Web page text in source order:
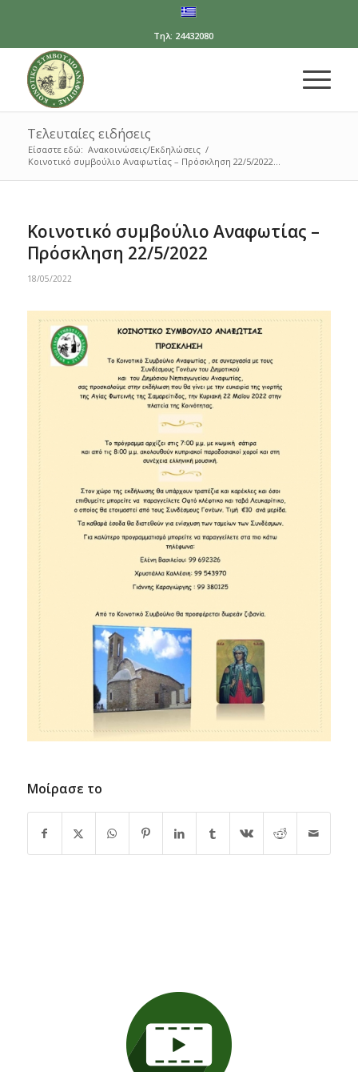
Τηλ: 24432080
Τελευταίες ειδήσεις
Είσαστε εδώ: Ανακοινώσεις/Εκδηλώσεις /
Κοινοτικό συμβούλιο Αναφωτίας – Πρόσκληση 22/5/2022...
Κοινοτικό συμβούλιο Αναφωτίας –
Πρόσκληση 22/5/2022
18/05/2022
Μοίρασε το